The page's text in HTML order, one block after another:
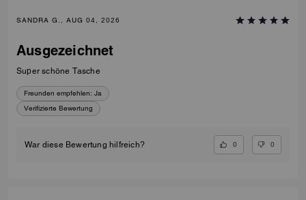
SANDRA G., AUG 04, 2026
Ausgezeichnet
Super schöne Tasche
Freunden empfehlen: Ja
Verifizierte Bewertung
War diese Bewertung hilfreich? 0 0